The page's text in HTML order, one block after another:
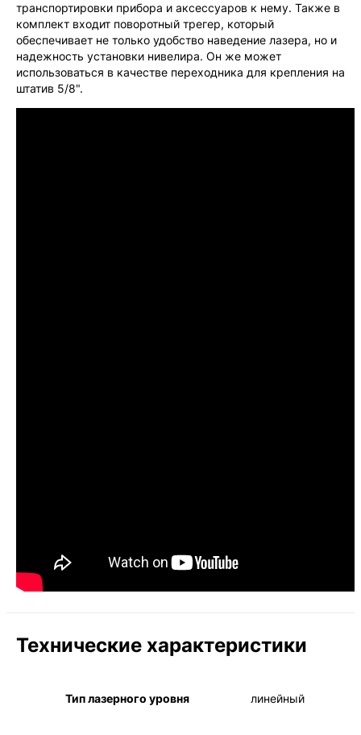
транспортировки прибора и аксессуаров к нему. Также в
комплект входит поворотный трегер, который
обеспечивает не только удобство наведение лазера, но и
надежность установки нивелира. Он же может
использоваться в качестве переходника для крепления на
штатив 5/8".
Технические характеристики
Тип лазерного уровня линейный